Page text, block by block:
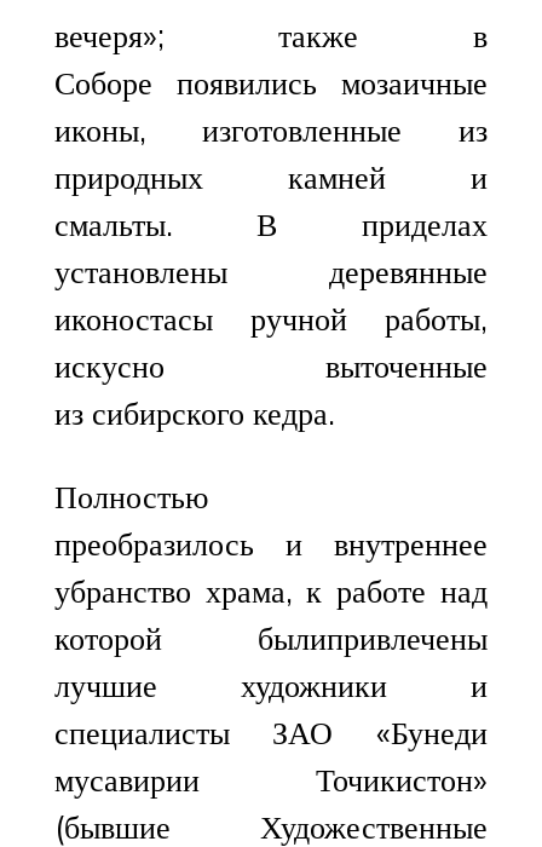
вечеря»; также в
Соборе появились мозаичные
иконы, изготовленные из
природных камней и
смальты. В приделах
установлены деревянные
иконостасы ручной работы,
искусно выточенные
из сибирского кедра.
Полностью
преобразилось и внутреннее
убранство храма, к работе над
которой былипривлечены
лучшие художники и
специалисты ЗАО «Бунеди
мусавирии Точикистон»
(бывшие Художественные